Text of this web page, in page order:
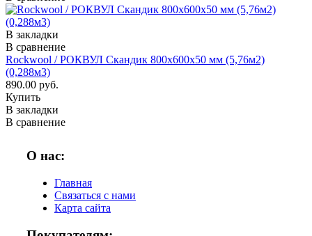
В закладки
В сравнение
Rockwool / РОКВУЛ Скандик 800х600х50 мм (5,76м2)
(0,288м3)
890.00 руб.
Купить
В закладки
В сравнение
О нас:
Главная
Связаться с нами
Карта сайта